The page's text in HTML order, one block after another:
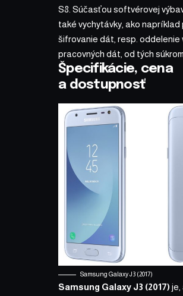
S8. Súčasťou softvérovej
také vychytávky, ako napríklad
šifrovanie dát, resp. oddelenie
pracovných dát, od tých
Špecifikácie, cena
a dostupnosť
Samsung Galaxy J3 (2017)
Samsung Galaxy J3 (2017) je,